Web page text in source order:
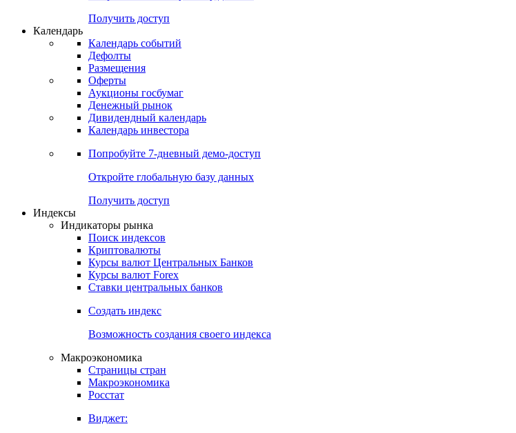
Получить доступ
Календарь
Календарь событий
Дефолты
Размещения
Оферты
Аукционы госбумаг
Денежный рынок
Дивидендный календарь
Календарь инвестора
Попробуйте 7-дневный демо-доступ
Откройте глобальную базу данных
Получить доступ
Индексы
Индикаторы рынка
Поиск индексов
Криптовалюты
Курсы валют Центральных Банков
Курсы валют Forex
Ставки центральных банков
Создать индекс
Возможность создания своего индекса
Макроэкономика
Страницы стран
Макроэкономика
Росстат
Виджет: